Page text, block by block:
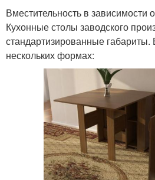
Вместительность в зависимости
Кухонные столы заводского
стандартизированные габариты.
нескольких формах: